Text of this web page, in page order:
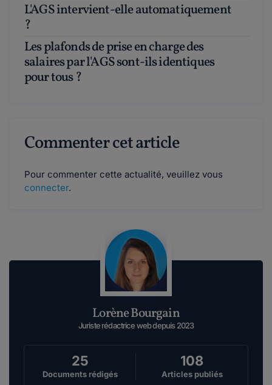
L'AGS intervient-elle automatiquement
?
Les plafonds de prise en charge des
salaires par l'AGS sont-ils identiques
pour tous ?
Commenter cet article
Pour commenter cette actualité, veuillez vous
connecter.
Lorène Bourgain
Juriste rédactrice web depuis 2023
25
Documents rédigés
108
Articles publiés